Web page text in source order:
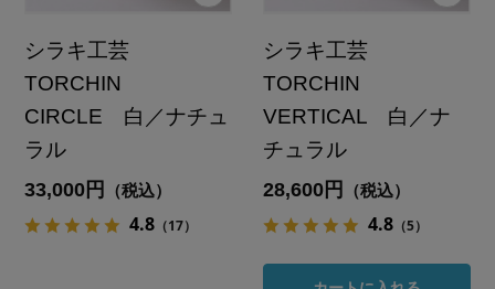
シラキ工芸
TORCHIN
CIRCLE 白／ナチュ
ラル
33,000円 （税込）
4.8 （17）
シラキ工芸
TORCHIN
VERTICAL 白／ナ
チュラル
28,600円 （税込）
4.8 （5）